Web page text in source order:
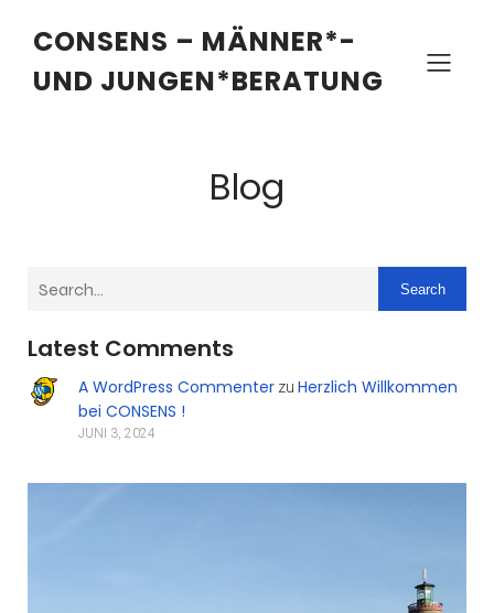
CONSENS – MÄNNER*-
UND JUNGEN*BERATUNG
Blog
Search
Latest Comments
A WordPress Commenterzu Herzlich Willkommen
bei CONSENS !
JUNI 3, 2024